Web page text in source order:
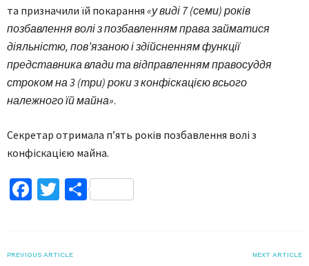
та призначили їй покарання «у виді 7 (семи) років
позбавлення волі з позбавленням права займатися
діяльністю, пов’язаною і здійсненням функції
представника влади та відправленням правосуддя
строком на 3 (три) роки з конфіскацією всього
належного їй майна».
Секретар отримала п’ять років позбавлення волі з
конфіскацією майна.
Facebook
TwitterПоділитися
PREVIOUS ARTICLE NEXT ARTICLE